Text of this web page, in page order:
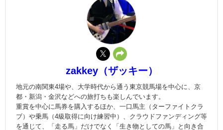
zakkey（ザッキー）
地元の南関東4場や、大学時代から通う東京競馬場を中心に、京
都・新潟・金沢などへの旅打ちも楽しんでいます。
重賞を中心に馬券を購入するほか、一口馬主（ターファイトクラ
ブ）や乗馬（4級取得に向け練習中）、クラウドファンディング等
を通じて、「走る馬」だけでなく「生き物としての馬」と向き合